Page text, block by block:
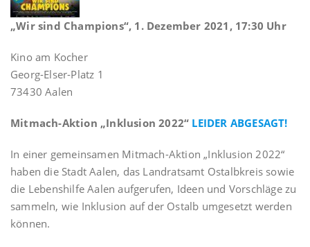
„Wir sind Champions“, 1. Dezember 2021, 17:30 Uhr
Kino am Kocher
Georg-Elser-Platz 1
73430 Aalen
Mitmach-Aktion „Inklusion 2022“ LEIDER ABGESAGT!
In einer gemeinsamen Mitmach-Aktion „Inklusion 2022“
haben die Stadt Aalen, das Landratsamt Ostalbkreis sowie
die Lebenshilfe Aalen aufgerufen, Ideen und Vorschläge zu
sammeln, wie Inklusion auf der Ostalb umgesetzt werden
können.